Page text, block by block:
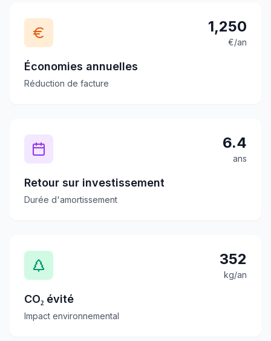
1,250
€/an
Économies annuelles
Réduction de facture
6.4
ans
Retour sur investissement
Durée d'amortissement
352
kg/an
CO₂ évité
Impact environnemental